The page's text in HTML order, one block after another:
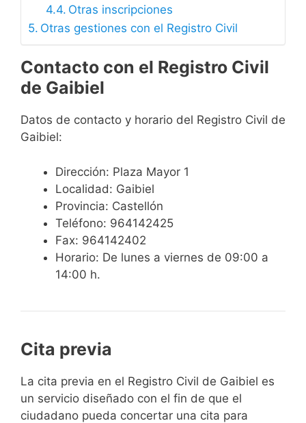
Otras inscripciones
Otras gestiones con el Registro Civil
Contacto con el Registro Civil
de Gaibiel
Datos de contacto y horario del Registro Civil de
Gaibiel:
Dirección: Plaza Mayor 1
Localidad: Gaibiel
Provincia: Castellón
Teléfono: 964142425
Fax: 964142402
Horario: De lunes a viernes de 09:00 a
14:00 h.
Cita previa
​​​​​​​​​​​​​​​​​​​​​​​​​​​​La cita previa en el Registro Civil de Gaibiel es
un servicio diseñado con el fin de que el
ciudadano pueda concertar una cita para